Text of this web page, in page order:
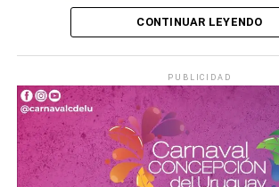
CONTINUAR LEYENDO
PUBLICIDAD